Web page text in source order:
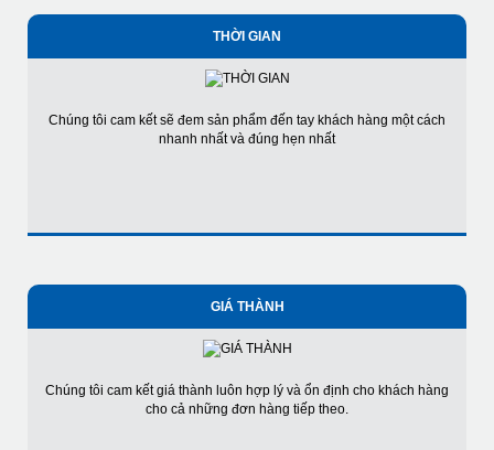
THỜI GIAN
Chúng tôi cam kết sẽ đem sản phẩm đến tay khách hàng một cách
nhanh nhất và đúng hẹn nhất
GIÁ THÀNH
Chúng tôi cam kết giá thành luôn hợp lý và ổn định cho khách hàng
cho cả những đơn hàng tiếp theo.